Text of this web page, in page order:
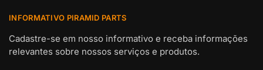
INFORMATIVO PIRAMID PARTS
Cadastre-se em nosso informativo e receba informações
relevantes sobre nossos serviços e produtos.